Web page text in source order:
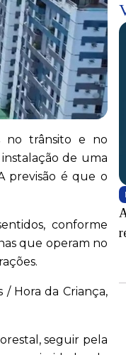
no trânsito e no
de uma
previsão é que o
conforme
que operam no
Hora da Criança,
seguir pela